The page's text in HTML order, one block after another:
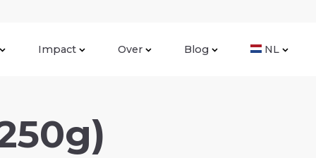
Impact Over Blog NL